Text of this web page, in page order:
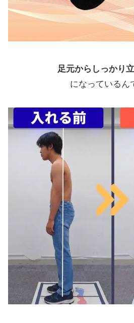
足元からしっかり
になっているん